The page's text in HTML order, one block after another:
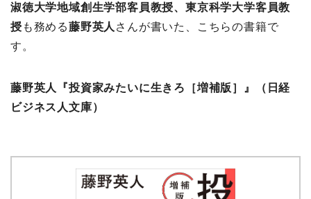
淑徳大学地域創生学部客員教授、東京科学大学客員教
授 も務める藤野英人 さんが書いた、こちらの書籍で
す。
藤野英人『投資家みたいに生きろ［増補版］』
（日経
ビジネス人文庫）